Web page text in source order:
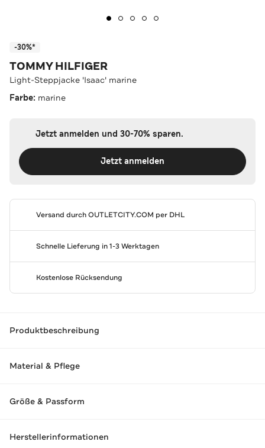
-30%*
TOMMY HILFIGER
Light-Steppjacke 'Isaac' marine
Farbe: marine
Jetzt anmelden und 30-70% sparen.
Jetzt anmelden
Versand durchOUTLETCITY.COM per DHL
Schnelle Lieferung in 1-3 Werktagen
Kostenlose Rücksendung
Produktbeschreibung
Material & Pflege
Größe & Passform
Herstellerinformationen